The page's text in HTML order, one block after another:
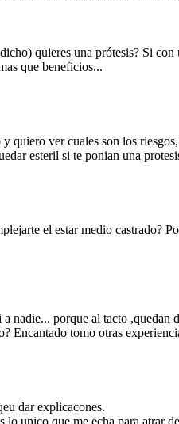
quieres una prótesis? Si
que beneficios...
quiero ver cuales son los
esteril si te ponian una
el estar medio castrado?
nadie... porque al tacto ,quedan
Encantado tomo otras
dar explicacones.
lo unico que me echa para atrar